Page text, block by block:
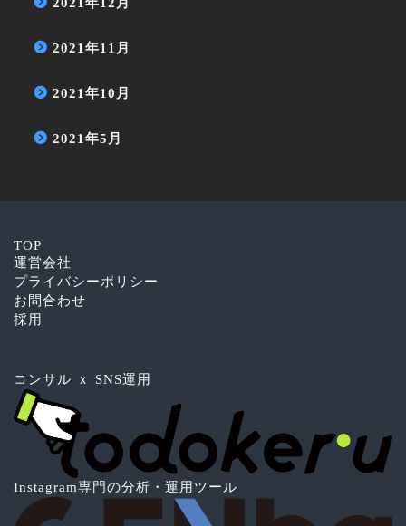
2021年11月
2021年10月
2021年5月
TOP
運営会社
プライバシーポリシー
お問合わせ
採用
コンサル ｘ SNS運用
Instagram専門の分析・運用ツール